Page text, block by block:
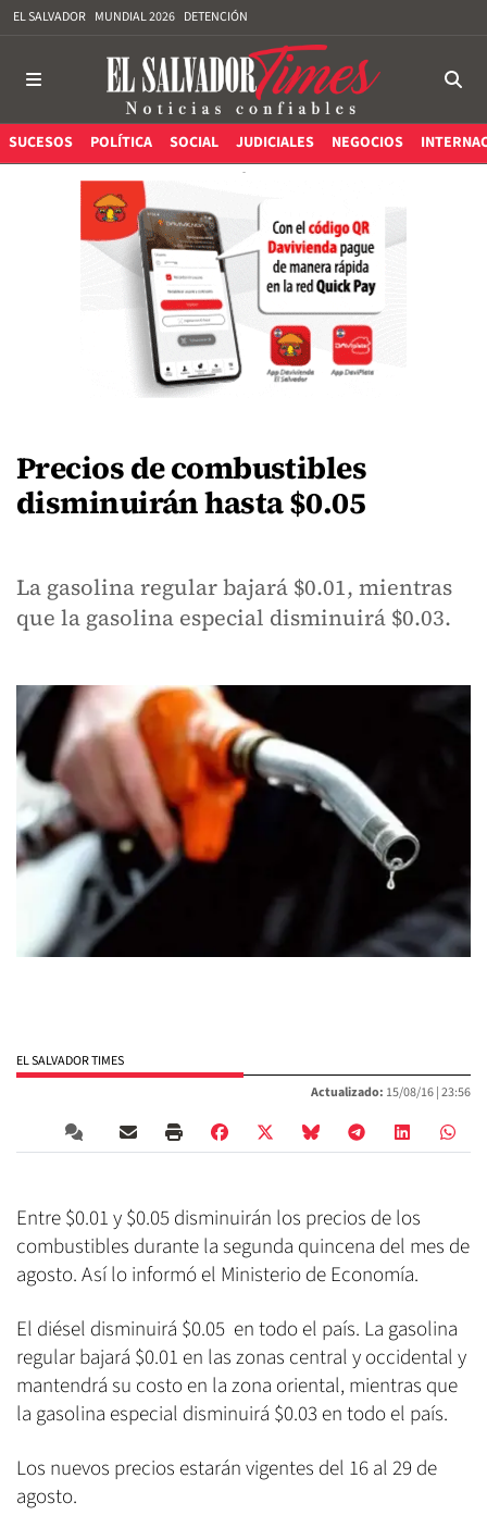
EL SALVADOR MUNDIAL 2026 DETENCIÓN
SUCESOS POLÍTICA SOCIAL JUDICIALES NEGOCIOS
Precios de combustibles
disminuirán hasta $0.05
La gasolina regular bajará $0.01, mientras
que la gasolina especial disminuirá $0.03.
EL SALVADOR TIMES
Actualizado: 15/08/16 |23:56
Entre $0.01 y $0.05 disminuirán los precios de los
combustibles durante la segunda quincena del mes de
agosto. Así lo informó el Ministerio de Economía.
El diésel disminuirá $0.05 en todo el país. La gasolina
regular bajará $0.01 en las zonas central y occidental y
mantendrá su costo en la zona oriental, mientras que
la gasolina especial disminuirá $0.03 en todo el país.
Los nuevos precios estarán vigentes del 16 al 29 de
agosto.